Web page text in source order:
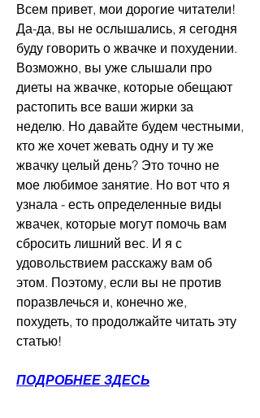
Всем привет, мои дорогие читатели!
Да-да, вы не ослышались, я сегодня
буду говорить о жвачке и похудении.
Возможно, вы уже слышали про
диеты на жвачке, которые обещают
растопить все ваши жирки за
неделю. Но давайте будем честными,
кто же хочет жевать одну и ту же
жвачку целый день? Это точно не
мое любимое занятие. Но вот что я
узнала - есть определенные виды
жвачек, которые могут помочь вам
сбросить лишний вес. И я с
удовольствием расскажу вам об
этом. Поэтому, если вы не против
поразвлечься и, конечно же,
похудеть, то продолжайте читать эту
статью!
ПОДРОБНЕЕ ЗДЕСЬ